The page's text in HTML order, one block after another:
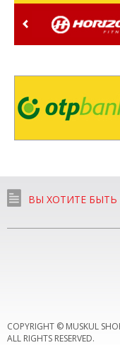
ВЫ ХОТИТЕ БЫТЬ
COPYRIGHT © MUSKUL
ALL RIGHTS RESERVED.